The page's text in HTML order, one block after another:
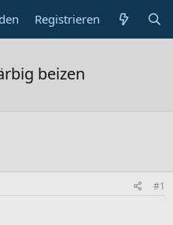
Registrieren
beizen
#1